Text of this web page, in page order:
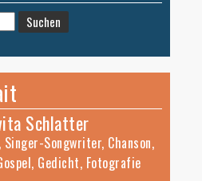
Schlatter
Singer-Songwriter, Chanson,
Gedicht, Fotografie